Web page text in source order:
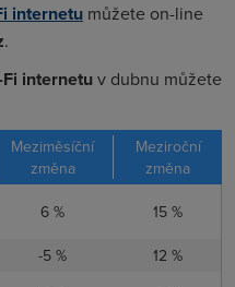
internetu můžete on-line
.
internetuv dubnu můžete
Meziměsíční
změna
Meziroční
změna
6 %
15 %
-5 %
12 %